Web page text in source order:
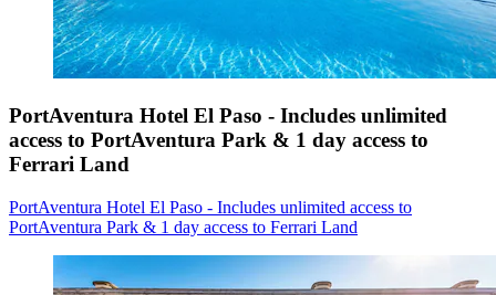
PortAventura Hotel El Paso - Includes unlimited
access to PortAventura Park & 1 day access to
Ferrari Land
PortAventura Hotel El Paso - Includes unlimited access to
PortAventura Park & 1 day access to Ferrari Land